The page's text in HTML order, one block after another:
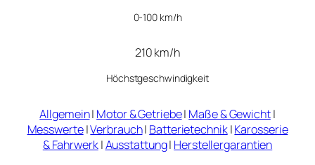
0-100 km/h
210 km/h
Höchstgeschwindigkeit
Allgemein| Motor & Getriebe| Maße & Gewicht|
Messwerte|Verbrauch| Batterietechnik|Karosserie
& Fahrwerk|Ausstattung| Herstellergarantien